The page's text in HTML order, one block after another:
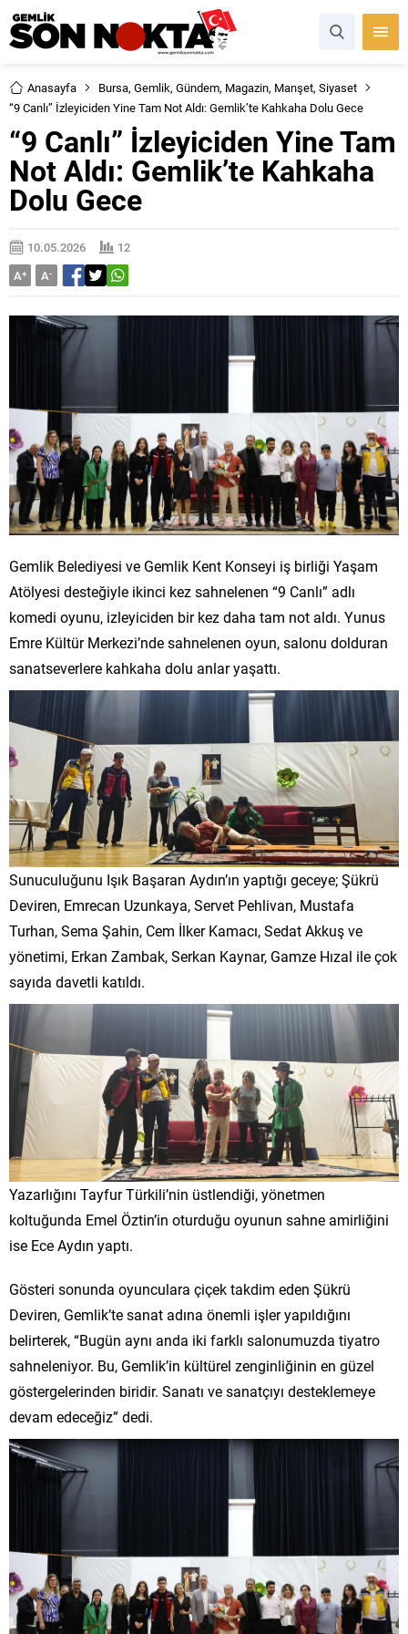
Anasayfa Bursa, Gemlik, Gündem, Magazin, Manşet, Siyaset
“9 Canlı” İzleyiciden Yine Tam Not Aldı: Gemlik’te Kahkaha Dolu Gece
“9 Canlı” İzleyiciden Yine Tam
Not Aldı: Gemlik’te Kahkaha
Dolu Gece
10.05.2026
12
A+ A-
Gemlik Belediyesi ve Gemlik Kent Konseyi iş birliği Yaşam
Atölyesi desteğiyle ikinci kez sahnelenen “9 Canlı” adlı
komedi oyunu, izleyiciden bir kez daha tam not aldı. Yunus
Emre Kültür Merkezi’nde sahnelenen oyun, salonu dolduran
sanatseverlere kahkaha dolu anlar yaşattı.
Sunuculuğunu Işık Başaran Aydın’ın yaptığı geceye; Şükrü
Deviren, Emrecan Uzunkaya, Servet Pehlivan, Mustafa
Turhan, Sema Şahin, Cem İlker Kamacı, Sedat Akkuş ve
yönetimi, Erkan Zambak, Serkan Kaynar, Gamze Hızal ile çok
sayıda davetli katıldı.
Yazarlığını Tayfur Türkili’nin üstlendiği, yönetmen
koltuğunda Emel Öztin’in oturduğu oyunun sahne amirliğini
ise Ece Aydın yaptı.
Gösteri sonunda oyunculara çiçek takdim eden Şükrü
Deviren, Gemlik’te sanat adına önemli işler yapıldığını
belirterek, “Bugün aynı anda iki farklı salonumuzda tiyatro
sahneleniyor. Bu, Gemlik’in kültürel zenginliğinin en güzel
göstergelerinden biridir. Sanatı ve sanatçıyı desteklemeye
devam edeceğiz” dedi.